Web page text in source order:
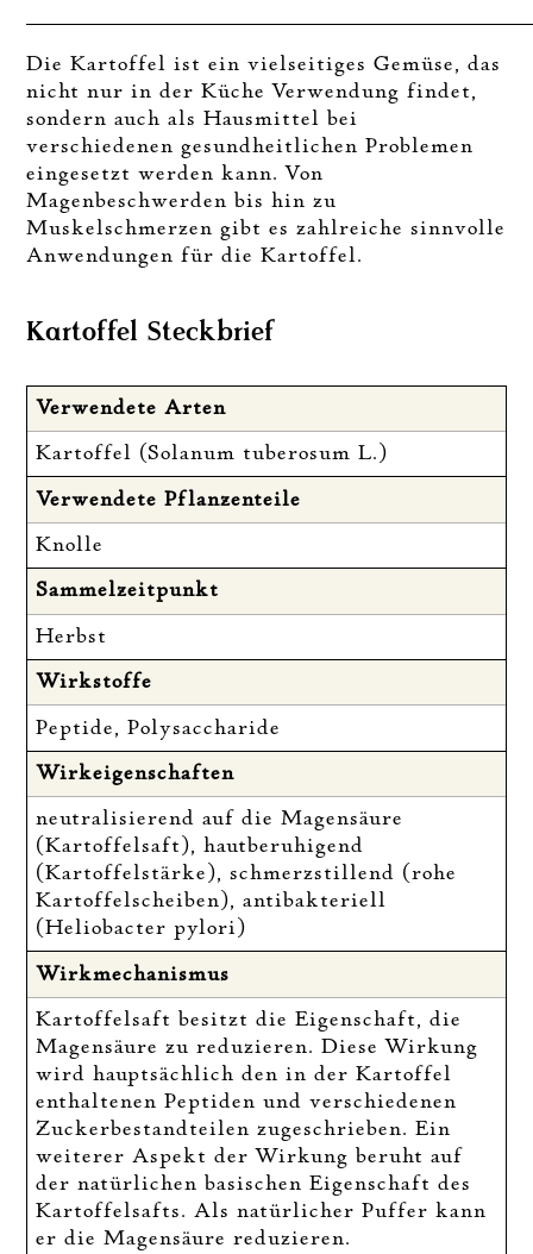
Die Kartoffel ist ein vielseitiges Gemüse, das
nicht nur in der Küche Verwendung findet,
sondern auch als Hausmittel bei
verschiedenen gesundheitlichen Problemen
eingesetzt werden kann. Von
Magenbeschwerden bis hin zu
Muskelschmerzen gibt es zahlreiche sinnvolle
Anwendungen für die Kartoffel.
Kartoffel Steckbrief
Verwendete Arten
Kartoffel (Solanum tuberosum L.)
Verwendete Pflanzenteile
Knolle
Sammelzeitpunkt
Herbst
Wirkstoffe
Peptide, Polysaccharide
Wirkeigenschaften
neutralisierend auf die Magensäure
(Kartoffelsaft), hautberuhigend
(Kartoffelstärke), schmerzstillend (rohe
Kartoffelscheiben), antibakteriell
(Heliobacter pylori)
Wirkmechanismus
Kartoffelsaft besitzt die Eigenschaft, die
Magensäure zu reduzieren. Diese Wirkung
wird hauptsächlich den in der Kartoffel
enthaltenen Peptiden und verschiedenen
Zuckerbestandteilen zugeschrieben. Ein
weiterer Aspekt der Wirkung beruht auf
der natürlichen basischen Eigenschaft des
Kartoffelsafts. Als natürlicher Puffer kann
er die Magensäure reduzieren.